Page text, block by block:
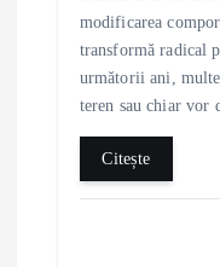
modificarea
transformă radical
următorii ani,
teren sau chiar vor
Citește